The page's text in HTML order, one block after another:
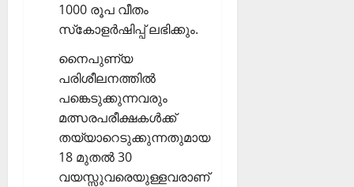
1000 രൂപ വീതം
സ്‌കോളര്‍ഷിപ്പ് ലഭിക്കും.
നൈപുണ്യ
പരിശീലനത്തില്‍
പങ്കെടുക്കുന്നവരും
മത്സരപരീക്ഷകള്‍ക്ക്
തയ്യാറെടുക്കുന്നതുമായ
18 മുതല്‍ 30
വയസ്സുവരെയുള്ളവരാണ്